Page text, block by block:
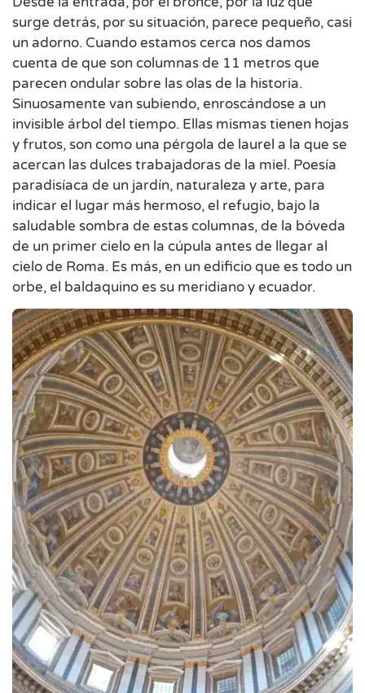
surge detrás, por su situación, parece pequeño, casi
un adorno. Cuando estamos cerca nos damos
cuenta de que son columnas de 11 metros que
parecen ondular sobre las olas de la historia.
Sinuosamente van subiendo, enroscándose a un
invisible árbol del tiempo. Ellas mismas tienen hojas
y frutos, son como una pérgola de laurel a la que se
acercan las dulces trabajadoras de la miel. Poesía
paradisíaca de un jardín, naturaleza y arte, para
indicar el lugar más hermoso, el refugio, bajo la
saludable sombra de estas columnas, de la bóveda
de un primer cielo en la cúpula antes de llegar al
cielo de Roma. Es más, en un edificio que es todo un
orbe, el baldaquino es su meridiano y ecuador.